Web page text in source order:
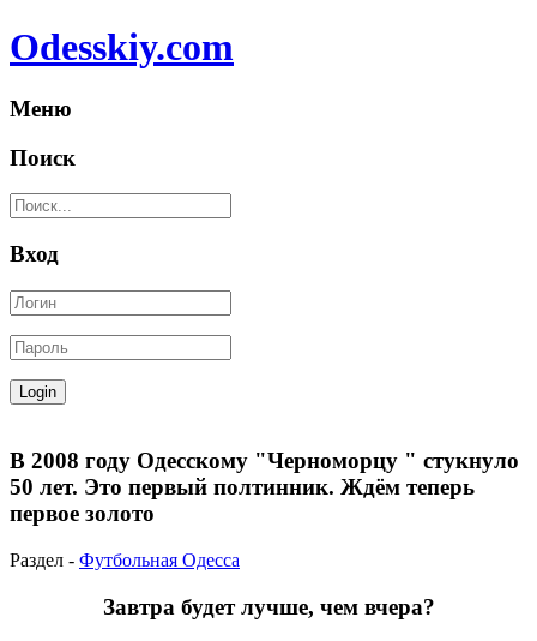
Odesskiy.com
Меню
Поиск
Вход
В 2008 году Одесскому "Черноморцу " стукнуло
50 лет. Это первый полтинник. Ждём теперь
первое золото
Раздел - Футбольная Одесса
Завтра будет лучше, чем вчера?